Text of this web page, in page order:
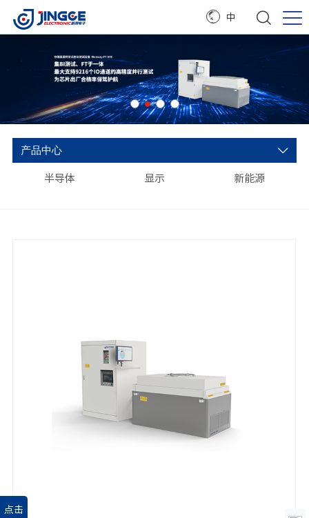
中
产品中心
半导体 显示 新能源
点击